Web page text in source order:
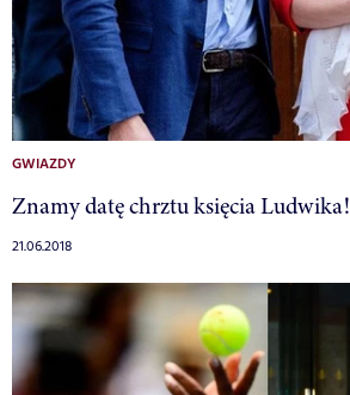
GWIAZDY
Znamy datę chrztu księcia Ludwika!
21.06.2018